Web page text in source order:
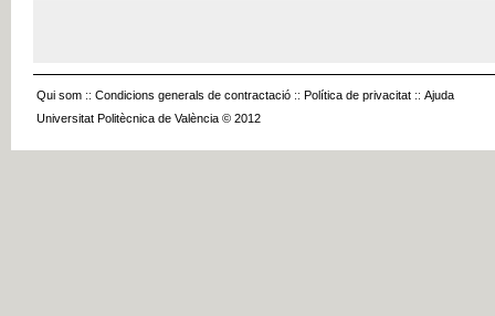
Qui som :: Condicions generals de contractació :: Política de privacitat :: Ajuda
Universitat Politècnica de València © 2012